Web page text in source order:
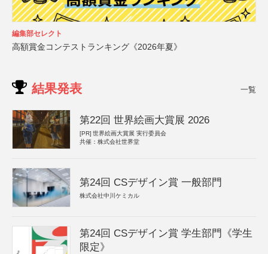
編集部セレクト
高額賞金コンテストランキング《2026年夏》
結果発表 一覧
第22回 世界絵画大賞展 2026
[PR] 世界絵画大賞展 実行委員会
共催：株式会社世界堂
第24回 CSデザイン賞 一般部門
株式会社中川ケミカル
第24回 CSデザイン賞 学生部門《学生
限定》